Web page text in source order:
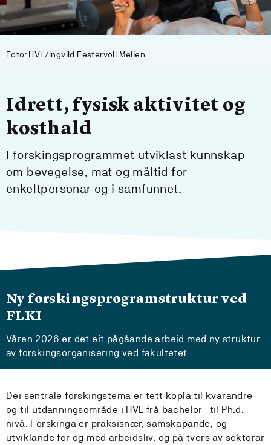
Foto: HVL/Ingvild Festervoll Melien
Idrett, fysisk aktivitet og
kosthald
I forskingsprogrammet utviklast kunnskap
om bevegelse, mat og måltid for
enkeltpersonar og i samfunnet.
Ny forskingsprogramstruktur ved
FLKI
Våren 2026 er det eit pågåande arbeid med ny struktur
av forskingsorganisering ved fakultetet.
Dei sentrale forskingstema er tett kopla til kvarandre
og til utdanningsområde i HVL frå bachelor- til Ph.d.-
nivå. Forskinga er praksisnær, samskapande, og
utviklande for og med arbeidsliv, og på tvers av sektorar